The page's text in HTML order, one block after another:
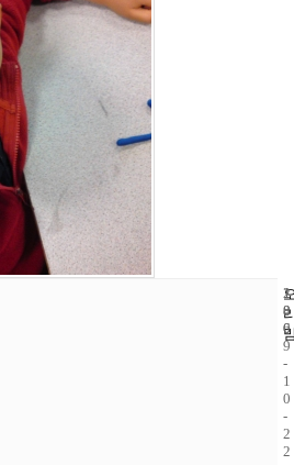
1
8
6
2
0
0
9
-
1
0
-
2
2